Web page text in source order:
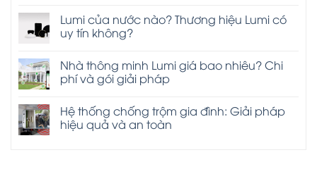
Lumi của nước nào? Thương hiệu Lumi có
uy tín không?
Nhà thông minh Lumi giá bao nhiêu? Chi
phí và gói giải pháp
Hệ thống chống trộm gia đình: Giải pháp
hiệu quả và an toàn